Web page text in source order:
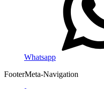
Whatsapp
FooterMeta-Navigation